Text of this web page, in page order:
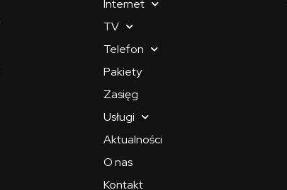
Internet
TV
Telefon
Pakiety
Zasięg
Usługi
Aktualności
O nas
Kontakt